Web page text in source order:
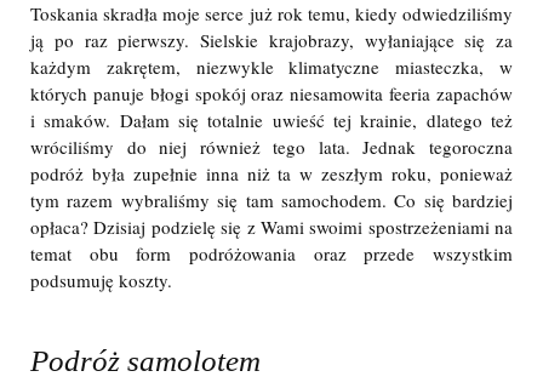
Toskania skradła moje serce już rok temu, kiedy odwiedziliśmy
ją po raz pierwszy. Sielskie krajobrazy, wyłaniające się za
każdym zakrętem, niezwykle klimatyczne miasteczka, w
których panuje błogi spokój oraz niesamowita feeria zapachów
i smaków. Dałam się totalnie uwieść tej krainie, dlatego też
wróciliśmy do niej również tego lata. Jednak tegoroczna
podróż była zupełnie inna niż ta w zeszłym roku, ponieważ
tym razem wybraliśmy się tam samochodem. Co się bardziej
opłaca? Dzisiaj podzielę się z Wami swoimi spostrzeżeniami na
temat obu form podróżowania oraz przede wszystkim
podsumuję koszty.
Podróż samolotem